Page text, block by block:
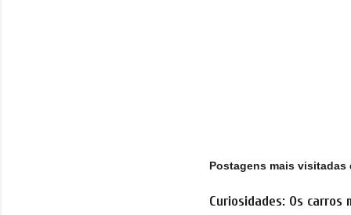
Postagens mais visitadas
Curiosidades: Os carros